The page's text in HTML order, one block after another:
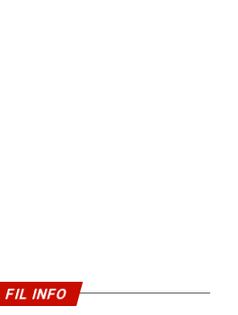
FIL INFO